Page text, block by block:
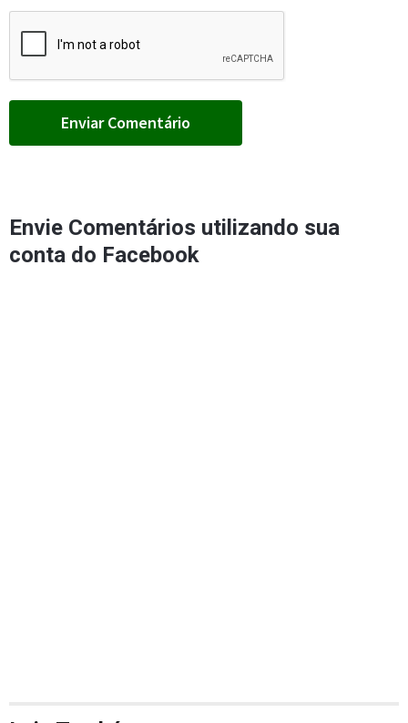
Envie Comentários utilizando sua
conta do Facebook